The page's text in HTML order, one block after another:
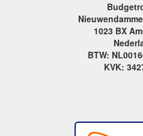
1023 BX
BTW:
KVK: